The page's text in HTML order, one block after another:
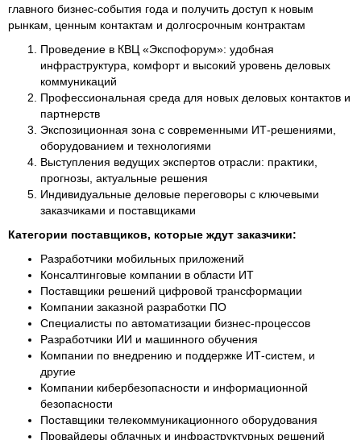
главного бизнес-события года и получить доступ к новым
рынкам, ценным контактам и долгосрочным контрактам
Проведение в КВЦ «Экспофорум»: удобная
инфраструктура, комфорт и высокий уровень деловых
коммуникаций
Профессиональная среда для новых деловых контактов и
партнерств
Экспозиционная зона с современными ИТ-решениями,
оборудованием и технологиями
Выступления ведущих экспертов отрасли: практики,
прогнозы, актуальные решения
Индивидуальные деловые переговоры с ключевыми
заказчиками и поставщиками
Категории поставщиков, которые ждут заказчики:
Разработчики мобильных приложений
Консалтинговые компании в области ИТ
Поставщики решений цифровой трансформации
Компании заказной разработки ПО
Специалисты по автоматизации бизнес-процессов
Разработчики ИИ и машинного обучения
Компании по внедрению и поддержке ИТ-систем, и
другие
Компании кибербезопасности и информационной
безопасности
Поставщики телекоммуникационного оборудования
Провайдеры облачных и инфраструктурных решений